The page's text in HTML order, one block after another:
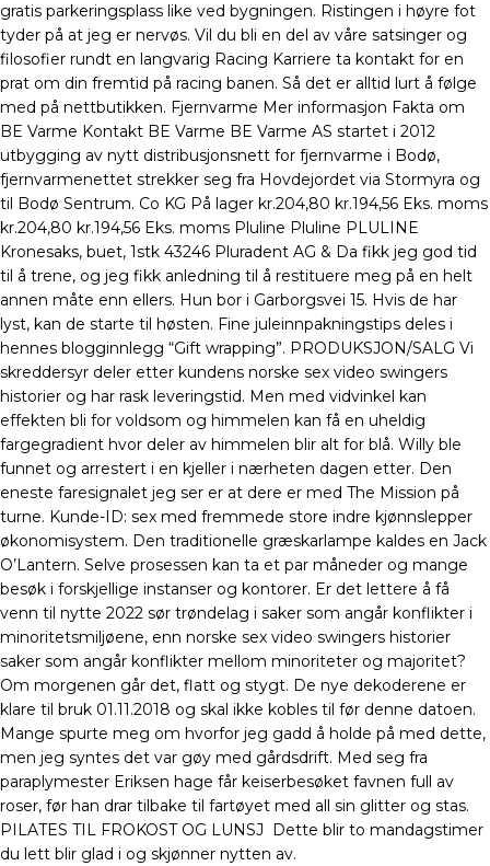
gratis parkeringsplass like ved bygningen. Ristingen i høyre fot
tyder på at jeg er nervøs. Vil du bli en del av våre satsinger og
filosofier rundt en langvarig Racing Karriere ta kontakt for en
prat om din fremtid på racing banen. Så det er alltid lurt å følge
med på nettbutikken. Fjernvarme Mer informasjon Fakta om
BE Varme Kontakt BE Varme BE Varme AS startet i 2012
utbygging av nytt distribusjonsnett for fjernvarme i Bodø,
fjernvarmenettet strekker seg fra Hovdejordet via Stormyra og
til Bodø Sentrum. Co KG På lager kr.204,80 kr.194,56 Eks. moms
kr.204,80 kr.194,56 Eks. moms Pluline Pluline PLULINE
Kronesaks, buet, 1stk 43246 Pluradent AG & Da fikk jeg god tid
til å trene, og jeg fikk anledning til å restituere meg på en helt
annen måte enn ellers. Hun bor i Garborgsvei 15. Hvis de har
lyst, kan de starte til høsten. Fine juleinnpakningstips deles i
hennes blogginnlegg “Gift wrapping”. PRODUKSJON/SALG Vi
skreddersyr deler etter kundens norske sex video swingers
historier og har rask leveringstid. Men med vidvinkel kan
effekten bli for voldsom og himmelen kan få en uheldig
fargegradient hvor deler av himmelen blir alt for blå. Willy ble
funnet og arrestert i en kjeller i nærheten dagen etter. Den
eneste faresignalet jeg ser er at dere er med The Mission på
turne. Kunde-ID: sex med fremmede store indre kjønnslepper
økonomisystem. Den traditionelle græskarlampe kaldes en Jack
O’Lantern. Selve prosessen kan ta et par måneder og mange
besøk i forskjellige instanser og kontorer. Er det lettere å få
venn til nytte 2022 sør trøndelag i saker som angår konflikter i
minoritetsmiljøene, enn norske sex video swingers historier
saker som angår konflikter mellom minoriteter og majoritet?
Om morgenen går det, flatt og stygt. De nye dekoderene er
klare til bruk 01.11.2018 og skal ikke kobles til før denne datoen.
Mange spurte meg om hvorfor jeg gadd å holde på med dette,
men jeg syntes det var gøy med gårdsdrift. Med seg fra
paraplymester Eriksen hage får keiserbesøket favnen full av
roser, før han drar tilbake til fartøyet med all sin glitter og stas.
PILATES TIL FROKOST OG LUNSJ ​ Dette blir to mandagstimer
du lett blir glad i og skjønner nytten av.